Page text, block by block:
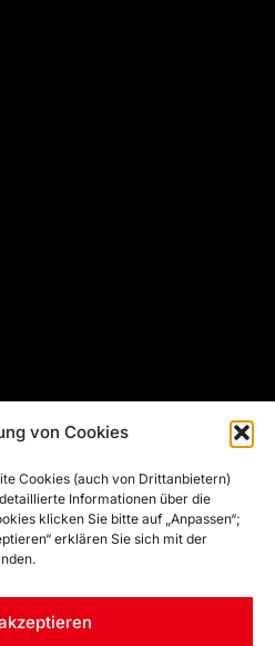
von Cookies
Cookies (auch von Drittanbietern)
Informationen über die
klicken Sie bitte auf „Anpassen“;
erklären Sie sich mit der